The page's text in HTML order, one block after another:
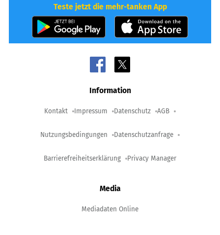
Teste jetzt die mehr-tanken App
Information
Kontakt Impressum Datenschutz AGB
Nutzungsbedingungen Datenschutzanfrage
Barrierefreiheitserklärung Privacy Manager
Media
Mediadaten Online